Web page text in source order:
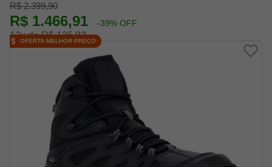
R$ 2.399,90
R$ 1.466,91 -39% OFF
12x de R$ 135,83
OFERTA MELHOR PREÇO